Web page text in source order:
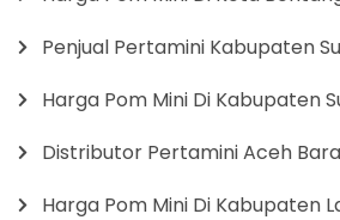
Penjual Pertamini Kabupaten
Harga Pom Mini Di Kabupaten
Distributor Pertamini Aceh
Harga Pom Mini Di Kabupaten